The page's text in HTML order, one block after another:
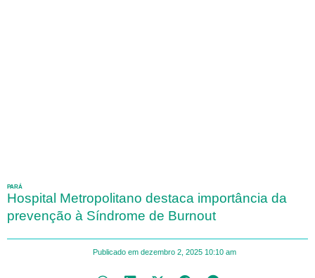
PARÁ
Hospital Metropolitano destaca importância da
prevenção à Síndrome de Burnout
Publicado em dezembro 2, 2025 10:10 am